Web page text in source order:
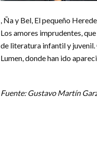
, Ña y Bel, El pequeño
Los amores imprudentes,
de literatura infantil y
Lumen, donde han ido
Fuente: Gustavo Martín